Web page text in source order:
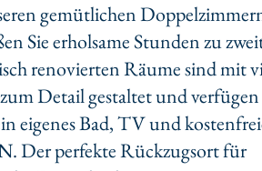
gemütlichen
Sie erholsame Stunden zu
renovierten Räume sind mit
Detail gestaltet und verfügen
eigenes Bad, TV und
Der perfekte Rückzugsort für